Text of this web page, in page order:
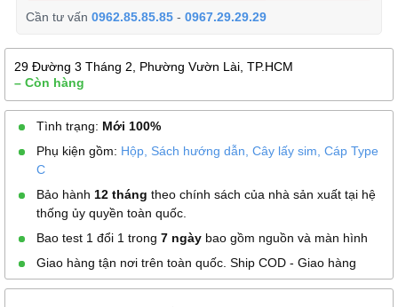
Cần tư vấn0962.85.85.85 -0967.29.29.29
29 Đường 3 Tháng 2, Phường Vườn Lài, TP.HCM
– Còn hàng
Tình trạng: Mới 100%
Phụ kiện gồm: Hộp, Sách hướng dẫn, Cây lấy sim, Cáp Type
C
Bảo hành 12 tháng theo chính sách của nhà sản xuất tại hệ
thống ủy quyền toàn quốc.
Bao test 1 đổi 1 trong 7 ngày bao gồm nguồn và màn hình
Giao hàng tận nơi trên toàn quốc. Ship COD - Giao hàng